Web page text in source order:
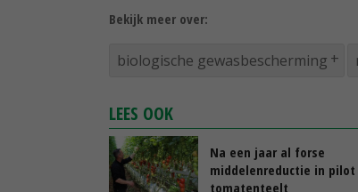
Bekijk meer over:
biologische gewasbescherming
LEES OOK
Na een jaar al forse
middelenreductie in
tomatenteelt